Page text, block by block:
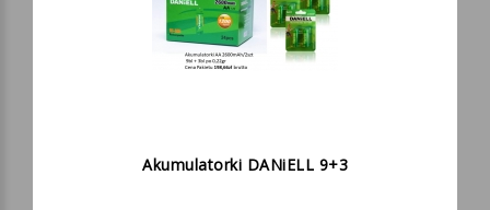
Akumulatorki DANiELL 9+3